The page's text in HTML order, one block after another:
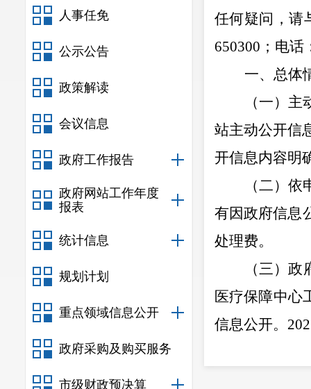
人事任免
公示公告
政策解读
会议信息
政府工作报告
政府网站工作年度
报表
统计信息
规划计划
重点领域信息公开
政府采购及购买服务
市级财政预决算
任何疑问，请
650300；电话
一、总体
（一）
站主动公开信
开信息内容明
（二）
有因政府信息
处理费。
（三）
医疗保障中心
信息公开。